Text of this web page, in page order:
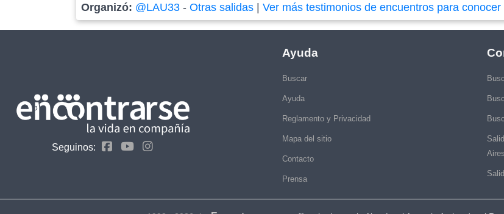
Organizó: @LAU33 -Otras salidas |Ver más testimonios de encuentros para conocer
Seguinos:
Ayuda
Buscar
Ayuda
Reglamento y Privacidad
Mapa del sitio
Contacto
Prensa
Aires